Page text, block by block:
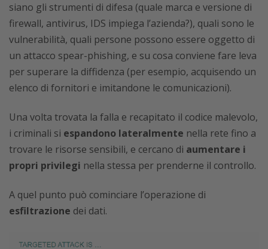
siano gli strumenti di difesa (quale marca e versione di
firewall, antivirus, IDS impiega l’azienda?), quali sono le
vulnerabilità, quali persone possono essere oggetto di
un attacco spear-phishing, e su cosa conviene fare leva
per superare la diffidenza (per esempio, acquisendo un
elenco di fornitori e imitandone le comunicazioni).
Una volta trovata la falla e recapitato il codice malevolo,
i criminali si espandono lateralmente nella rete fino a
trovare le risorse sensibili, e cercano di aumentare i
propri privilegi nella stessa per prenderne il controllo.
A quel punto può cominciare l’operazione di
esfiltrazione dei dati.